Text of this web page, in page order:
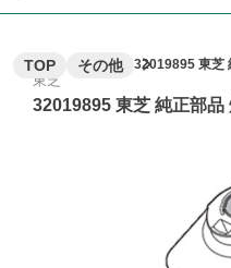
TOP その他 32019895 東芝
東芝
32019895 東芝 純正部品